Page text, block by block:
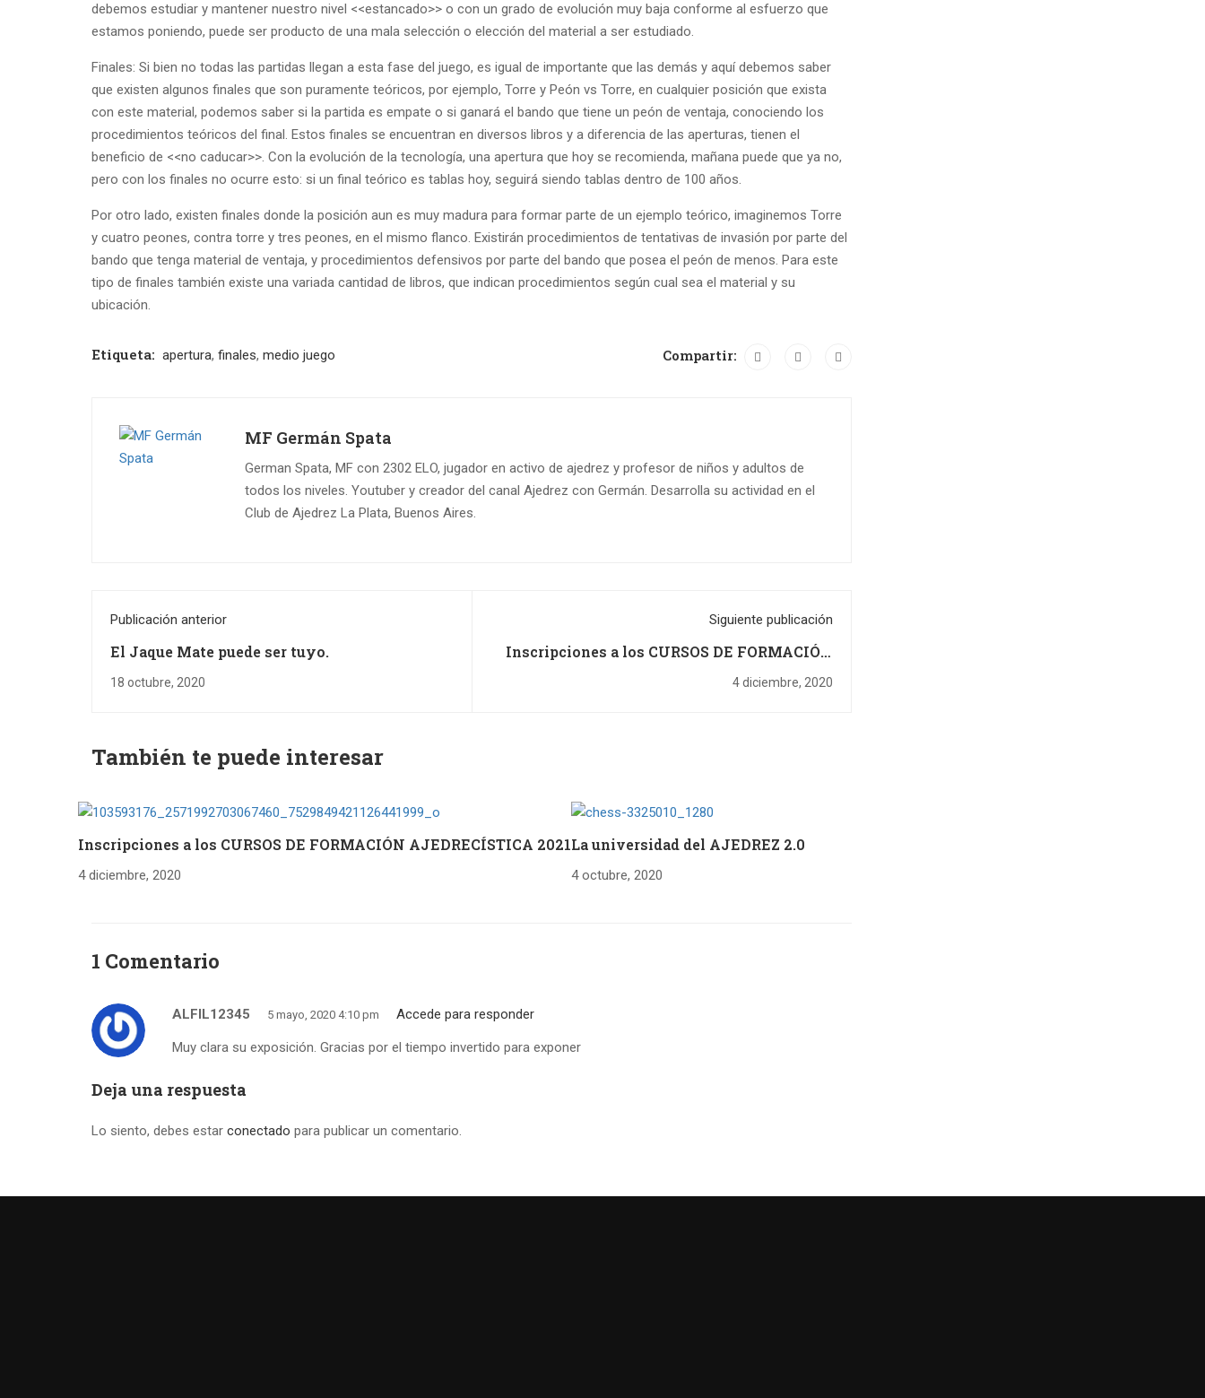
debemos estudiar y mantener nuestro nivel <<estancado>> o con un grado de evolución muy baja conforme al esfuerzo que
estamos poniendo, puede ser producto de una mala selección o elección del material a ser estudiado.
Finales: Si bien no todas las partidas llegan a esta fase del juego, es igual de importante que las demás y aquí debemos saber
que existen algunos finales que son puramente teóricos, por ejemplo, Torre y Peón vs Torre, en cualquier posición que exista
con este material, podemos saber si la partida es empate o si ganará el bando que tiene un peón de ventaja, conociendo los
procedimientos teóricos del final. Estos finales se encuentran en diversos libros y a diferencia de las aperturas, tienen el
beneficio de <<no caducar>>. Con la evolución de la tecnología, una apertura que hoy se recomienda, mañana puede que ya no,
pero con los finales no ocurre esto: si un final teórico es tablas hoy, seguirá siendo tablas dentro de 100 años.
Por otro lado, existen finales donde la posición aun es muy madura para formar parte de un ejemplo teórico, imaginemos Torre
y cuatro peones, contra torre y tres peones, en el mismo flanco. Existirán procedimientos de tentativas de invasión por parte del
bando que tenga material de ventaja, y procedimientos defensivos por parte del bando que posea el peón de menos. Para este
tipo de finales también existe una variada cantidad de libros, que indican procedimientos según cual sea el material y su
ubicación.
Etiqueta: apertura, finales, medio juego Compartir:
MF Germán Spata
German Spata, MF con 2302 ELO, jugador en activo de ajedrez y profesor de niños y adultos de
todos los niveles. Youtuber y creador del canal Ajedrez con Germán. Desarrolla su actividad en el
Club de Ajedrez La Plata, Buenos Aires.
Publicación anterior
El Jaque Mate puede ser tuyo.
18 octubre, 2020
Siguiente publicación
Inscripciones a los CURSOS DE FORMACIÓN
AJEDRECÍSTICA 2021
4 diciembre, 2020
También te puede interesar
Inscripciones a los CURSOS DE FORMACIÓN AJEDRECÍSTICA 2021
4 diciembre, 2020
La universidad del AJEDREZ 2.0
4 octubre, 2020
1 Comentario
ALFIL12345 5 mayo, 2020 4:10 pm Accede para responder
Muy clara su exposición. Gracias por el tiempo invertido para exponer
Deja una respuesta
Lo siento, debes estar conectado para publicar un comentario.